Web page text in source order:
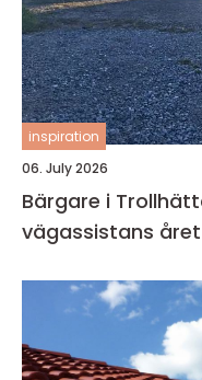
inspiration
06. July 2026
Bärgare i
vägassistans